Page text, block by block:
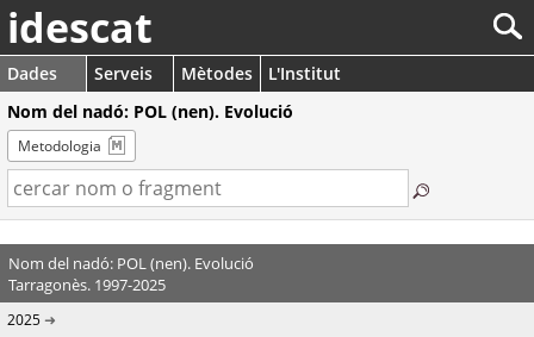
idescat
Dades Serveis Mètodes
L'Institut
Nom del nadó: POL (nen). Evolució
Metodologia
Nom del nadó: POL (nen). Evolució
Tarragonès. 1997-2025
2025